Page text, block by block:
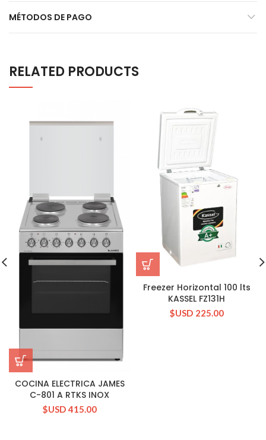
MÉTODOS DE PAGO
RELATED PRODUCTS
COCINA ELECTRICA JAMES
C-801 A RTKS INOX
$USD 415.00
Freezer Horizontal 100 lts
KASSEL FZ131H
$USD 225.00